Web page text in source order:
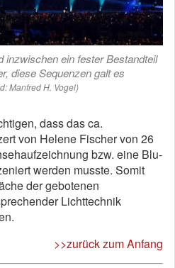
inzwischen ein fester Bestandteil
diese Sequenzen galt es
Manfred H. Vogel)
dass das ca.
von Helene Fischer von 26
bzw. eine Blu-
werden musste. Somit
der gebotenen
Lichttechnik
>>zurück zum Anfang